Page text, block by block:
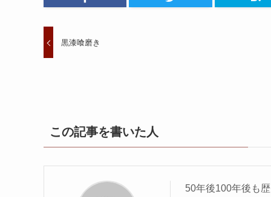
黒漆喰磨き
この記事を書いた人
50年後100年後も